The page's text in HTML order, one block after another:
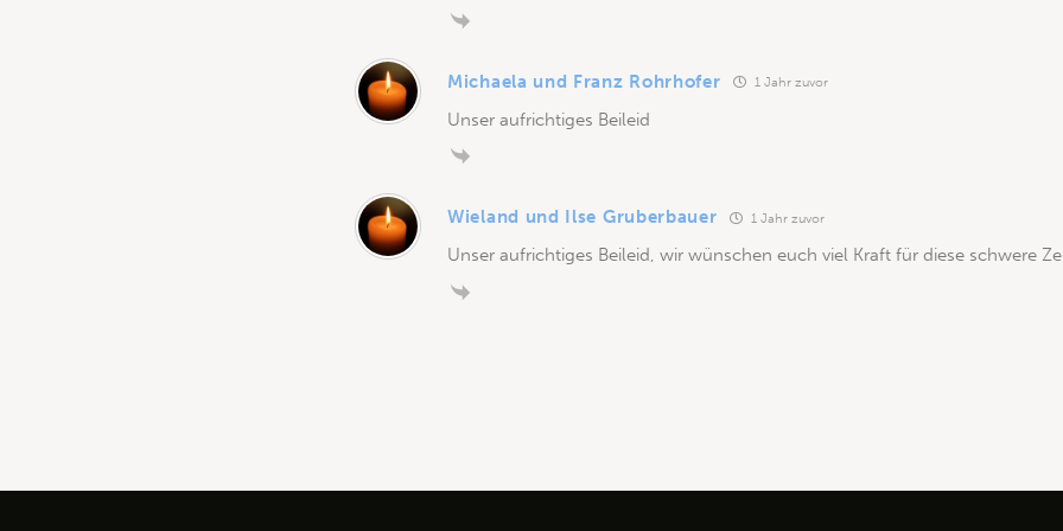
Michaela und Franz Rohrhofer 1 Jahr zuvor
Unser aufrichtiges Beileid
Wieland und Ilse Gruberbauer 1 Jahr zuvor
Unser aufrichtiges Beileid, wir wünschen euch viel Kraft für diese schwere